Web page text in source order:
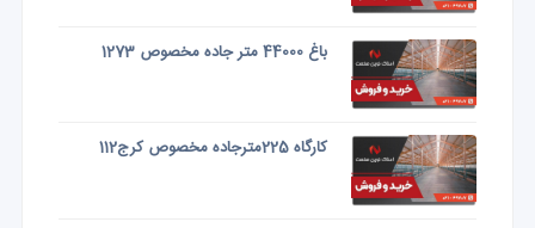
باغ 44000 متر جاده مخصوص 1273
کارگاه 225مترجاده مخصوص کرج112